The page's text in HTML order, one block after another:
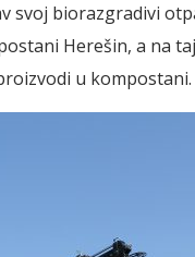
svoj biorazgradivi
Herešin, a na
u kompostani.